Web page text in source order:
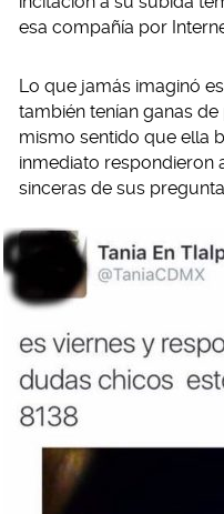
esa compañía por
Lo que jamás imaginó
también tenían ganas
mismo sentido que ella
inmediato respondieron
sinceras de sus